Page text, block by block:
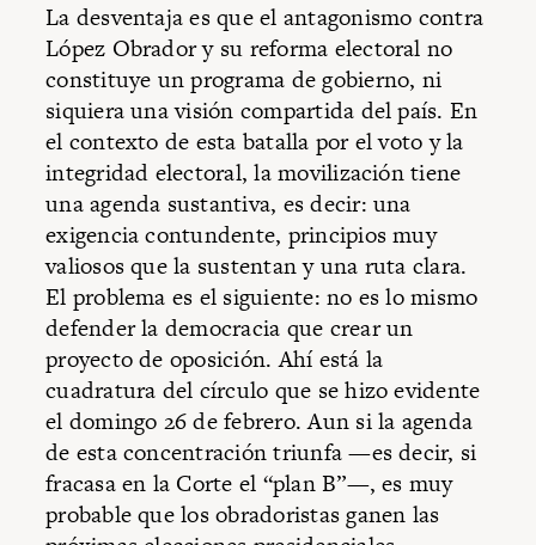
La desventaja es que el antagonismo contra
López Obrador y su reforma electoral no
constituye un programa de gobierno, ni
siquiera una visión compartida del país. En
el contexto de esta batalla por el voto y la
integridad electoral, la movilización tiene
una agenda sustantiva, es decir: una
exigencia contundente, principios muy
valiosos que la sustentan y una ruta clara.
El problema es el siguiente: no es lo mismo
defender la democracia que crear un
proyecto de oposición. Ahí está la
cuadratura del círculo que se hizo evidente
el domingo 26 de febrero. Aun si la agenda
de esta concentración triunfa —es decir, si
fracasa en la Corte el “plan B”—, es muy
probable que los obradoristas ganen las